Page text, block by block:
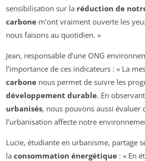
sensibilisation sur la réduction de
carbone m’ont vraiment ouverte les
nous faisons au quotidien. »
Jean, responsable d’une ONG
l’importance de ces indicateurs : « La
carbone nous permet de suivre les
développement durable. En
urbanisés, nous pouvons aussi évaluer
l’urbanisation affecte notre
Lucie, étudiante en urbanisme, partage
la consommation énergétique : « En